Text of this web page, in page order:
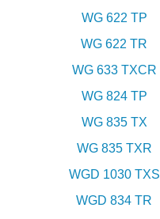
WG 622 TP
WG 622 TR
WG 633 TXCR
WG 824 TP
WG 835 TX
WG 835 TXR
WGD 1030 TXS
WGD 834 TR